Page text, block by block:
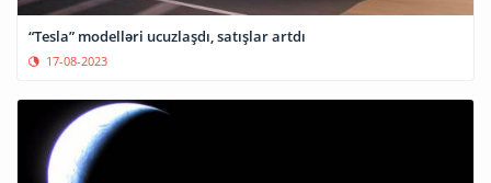
“Tesla” modelləri ucuzlaşdı, satışlar artdı
17-08-2023